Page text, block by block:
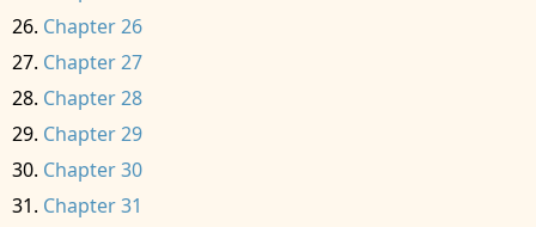
Chapter 26
Chapter 27
Chapter 28
Chapter 29
Chapter 30
Chapter 31